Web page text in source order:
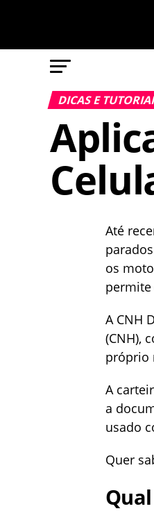
DICAS E
Até
os
A CNH
(CNH),
próprio
A
a
usado
Quer